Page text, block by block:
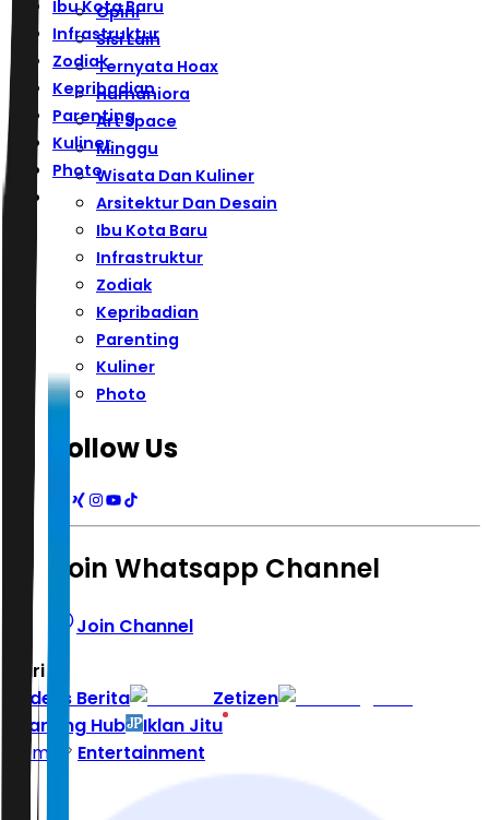
Ibu Kota Baru
Infrastruktur
Zodiak
Kepribadian
Parenting
Kuliner
Photo
Opini
Sisi Lain
Ternyata Hoax
Humaniora
Art Space
Minggu
Wisata Dan Kuliner
Arsitektur Dan Desain
Ibu Kota Baru
Infrastruktur
Zodiak
Kepribadian
Parenting
Kuliner
Photo
Follow Us
Join Whatsapp Channel
Join Channel
Hari ini
Indeks Berita
Zetizen
Learning Hub
Iklan Jitu
Home
Entertainment